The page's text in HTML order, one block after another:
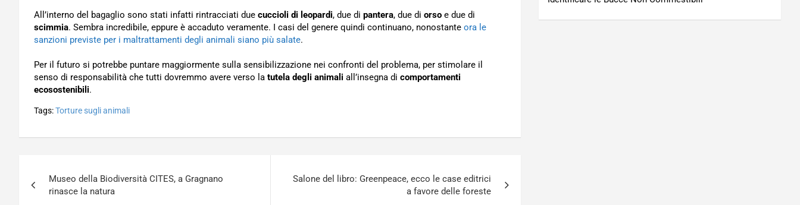
All’interno del bagaglio sono stati infatti rintracciati due cuccioli di leopardi, due di pantera, due di orso e due di
scimmia. Sembra incredibile, eppure è accaduto veramente. I casi del genere quindi continuano, nonostante ora le
sanzioni previste per i maltrattamenti degli animali siano più salate.
Per il futuro si potrebbe puntare maggiormente sulla sensibilizzazione nei confronti del problema, per stimolare il
senso di responsabilità che tutti dovremmo avere verso la tutela degli animali all’insegna di comportamenti
ecosostenibili.
Tags:Torture sugli animali
articoli
Museo della Biodiversità CITES, a Gragnano
rinasce la natura
Salone del libro: Greenpeace, ecco le case editrici
a favore delle foreste